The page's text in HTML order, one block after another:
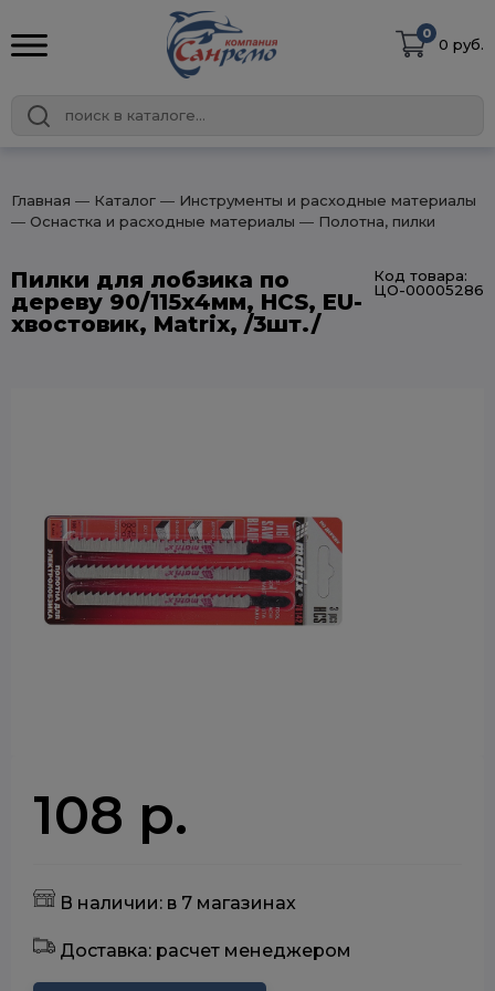
0
0 руб.
Главная ― Каталог ― Инструменты и расходные материалы
― Оснастка и расходные материалы ― Полотна, пилки
Пилки для лобзика по
дереву 90/115х4мм, HCS, EU-
хвостовик, Matrix, /3шт./
Код товара:
ЦО-00005286
108 р.
В наличии: в 7 магазинах
Доставка: расчет менеджером